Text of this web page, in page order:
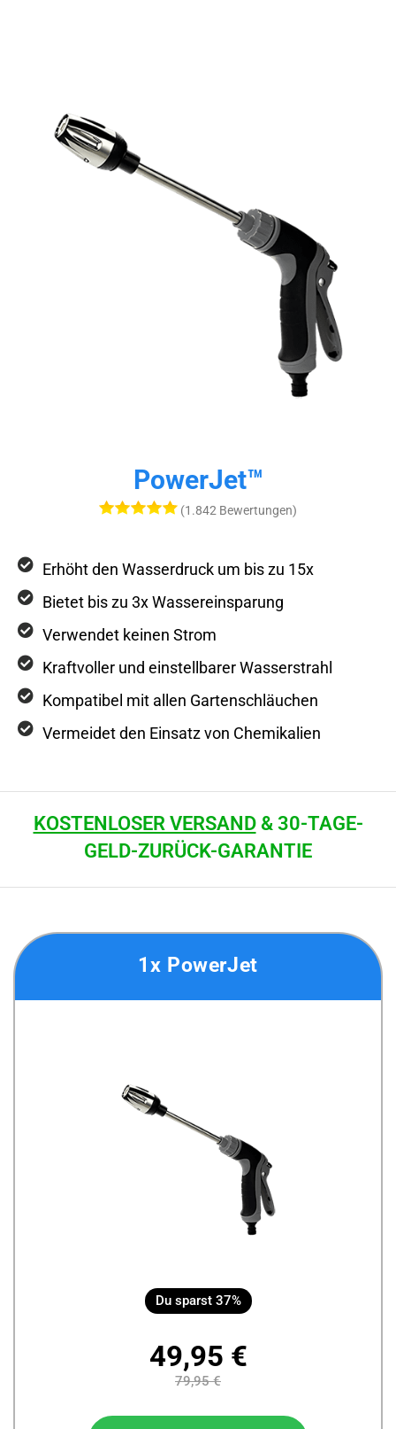
PowerJet™
(1.842 Bewertungen)
Erhöht den Wasserdruck um bis zu 15x
Bietet bis zu 3x Wassereinsparung
Verwendet keinen Strom
Kraftvoller und einstellbarer Wasserstrahl
Kompatibel mit allen Gartenschläuchen
Vermeidet den Einsatz von Chemikalien
KOSTENLOSER VERSAND& 30-TAGE-
GELD-ZURÜCK-GARANTIE
1x PowerJet
Du sparst 37%
49,95 €
79,95 €